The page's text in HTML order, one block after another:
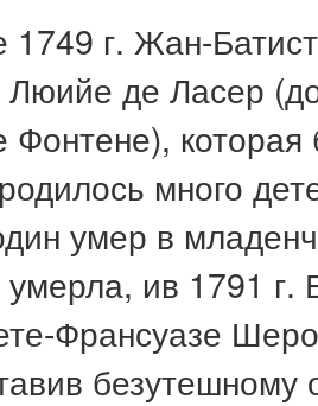
1749 г. Жан-
де Ласер
Фонтене),
много
умер в
ив 1791 г.
Франсуазе
безутешному